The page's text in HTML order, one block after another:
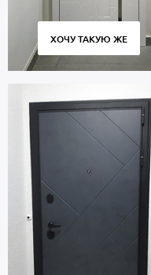
ХОЧУ ТАКУЮ ЖЕ